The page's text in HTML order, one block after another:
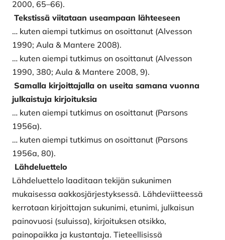
2000, 65–66).
Tekstissä viitataan useampaan lähteeseen
… kuten aiempi tutkimus on osoittanut (Alvesson
1990; Aula & Mantere 2008).
… kuten aiempi tutkimus on osoittanut (Alvesson
1990, 380; Aula & Mantere 2008, 9).
Samalla kirjoittajalla on useita samana vuonna
julkaistuja kirjoituksia
… kuten aiempi tutkimus on osoittanut (Parsons
1956a).
… kuten aiempi tutkimus on osoittanut (Parsons
1956a, 80).
Lähdeluettelo
Lähdeluettelo laaditaan tekijän sukunimen
mukaisessa aakkosjärjestyksessä. Lähdeviitteessä
kerrotaan kirjoittajan sukunimi, etunimi, julkaisun
painovuosi (suluissa), kirjoituksen otsikko,
painopaikka ja kustantaja. Tieteellisissä